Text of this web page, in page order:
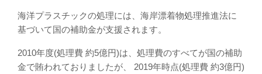
海洋プラスチックの処理には、海岸漂着物処理推進法に
基づいて国の補助金が支援されます。
2010年度(処理費 約5億円)は、処理費のすべてが国の補助
金で賄われておりましたが、 2019年時点(処理費 約3億円)